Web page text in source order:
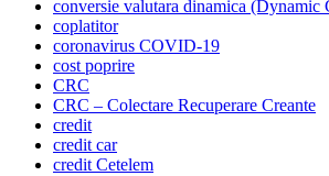
conversie valutara dinamica (Dynamic
coplatitor
coronavirus COVID-19
cost poprire
CRC
CRC – Colectare Recuperare Creante
credit
credit car
credit Cetelem